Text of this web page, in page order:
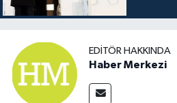
EDITÖR HAKKINDA
Haber Merkezi